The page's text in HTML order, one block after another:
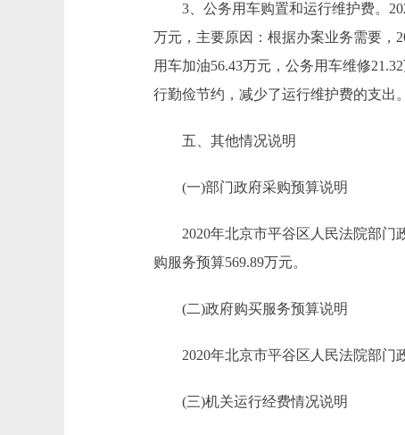
3、公务用车购置和运行维护费。
万元，主要原因：根据办案业务需要，
用车加油56.43万元，公务用车维修
行勤俭节约，减少了运行维护费的支出。
五、其他情况说明
(一)部门政府采购预算说明
2020年北京市平谷区人民法院部门政
购服务预算569.89万元。
(二)政府购买服务预算说明
2020年北京市平谷区人民法院部门政
(三)机关运行经费情况说明